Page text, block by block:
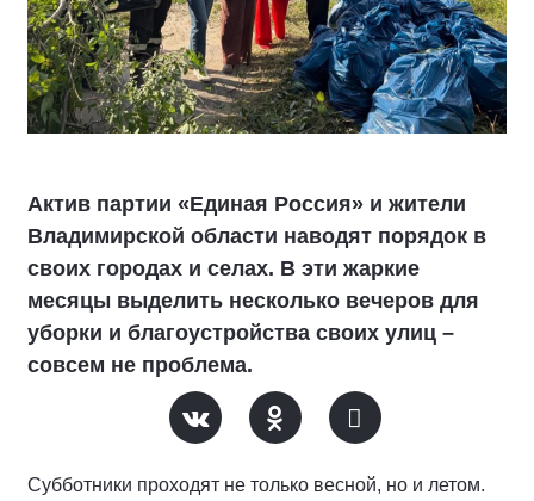
Актив партии «Единая Россия» и жители
Владимирской области наводят порядок в
своих городах и селах. В эти жаркие
месяцы выделить несколько вечеров для
уборки и благоустройства своих улиц –
совсем не проблема.
Субботники проходят не только весной, но и летом.